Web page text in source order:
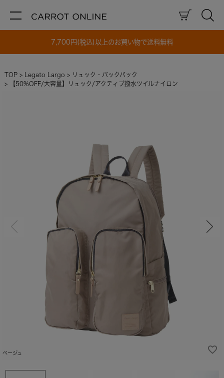
7,700円(税込)以上のお買い物で送料無料
TOP Legato Largo
リュック・バックパック
【50%OFF/大容量】リュック/アクティブ撥水ツイルナイロン
ベージュ